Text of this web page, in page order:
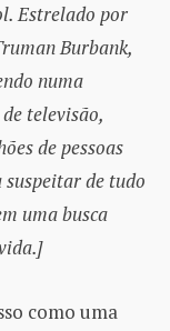
Estrelado por
Burbank,
numa
televisão,
de pessoas
de tudo
uma busca
como uma